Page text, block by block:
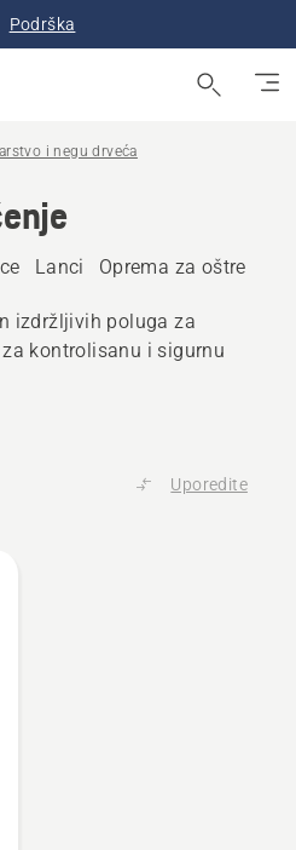
Podrška
i negu drveća
Lanci Oprema za oštrenje
izdržljivih poluga za
kontrolisanu i sigurnu
Uporedite